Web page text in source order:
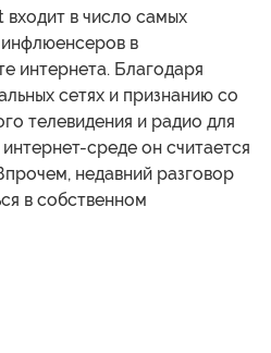
в число самых
инфлюенсеров в
интернета. Благодаря
сетях и признанию со
телевидения и радио для
среде он считается
недавний разговор
в собственном